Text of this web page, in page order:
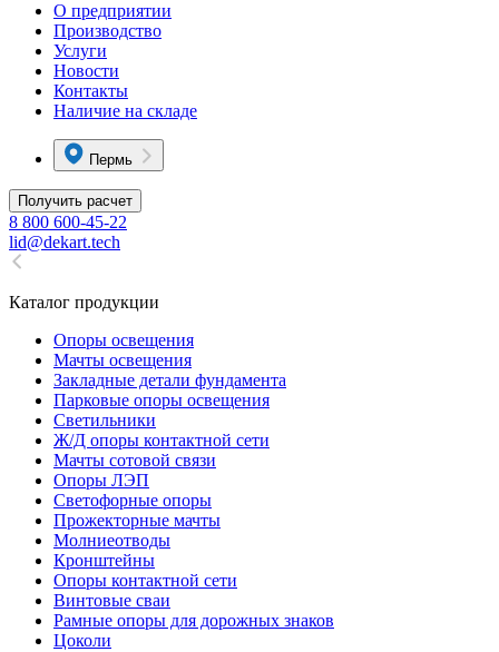
О предприятии
Производство
Услуги
Новости
Контакты
Наличие на складе
Пермь
Получить расчет
8 800 600-45-22
lid@dekart.tech
Каталог продукции
Oпоры oсвeщения
Мачты освещения
Закладные детали фундамента
Парковые опоры освещения
Светильники
Ж/Д опоры контактной сети
Мачты сотовой связи
Опоры ЛЭП
Светофорные опоры
Прожекторные мачты
Молниеотводы
Кронштейны
Опоры контактной сети
Винтовые сваи
Рамные опоры для дорожных знаков
Цоколи